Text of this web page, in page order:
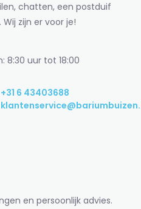
chatten, een postduif
zijn er voor je!
8:30 uur tot 18:00
+31 6 43403688
en persoonlijk advies.